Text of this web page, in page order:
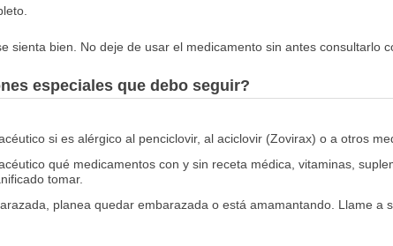
sienta bien. No deje de usar el medicamento sin antes consultarlo
especiales que debo seguir?
si es alérgico al penciclovir, al aciclovir (Zovirax) o a otros
qué medicamentos con y sin receta médica, vitaminas,
tomar.
planea quedar embarazada o está amamantando. Llame a